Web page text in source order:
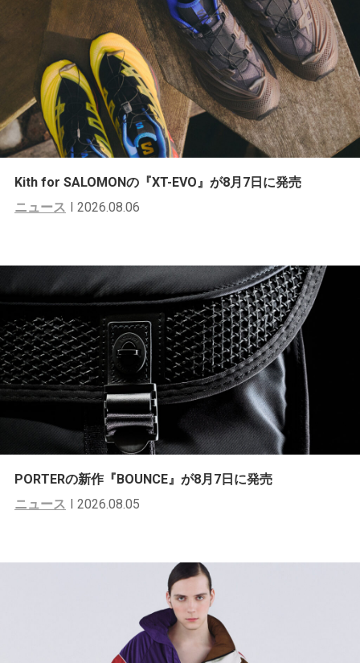
Kith for SALOMONの『XT-EVO』が8月7日に発売
ニュース
2026.08.06
PORTERの新作『BOUNCE』が8月7日に発売
ニュース
2026.08.05